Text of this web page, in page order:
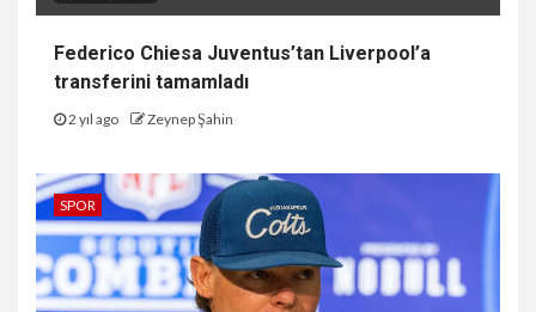
Federico Chiesa Juventus’tan Liverpool’a
transferini tamamladı
2 yıl ago Zeynep Şahin
SPOR